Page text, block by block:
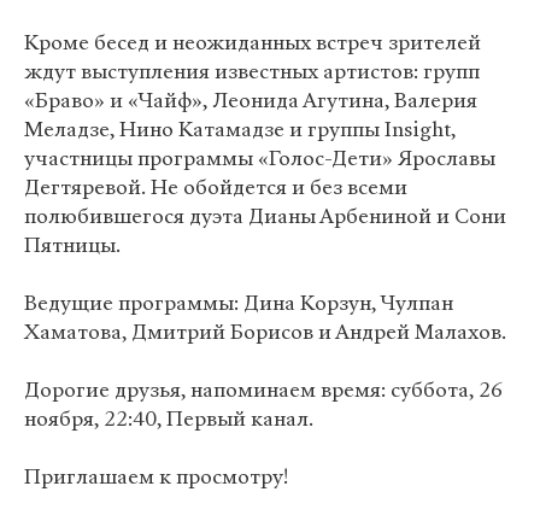
Кроме бесед и неожиданных встреч зрителей
ждут выступления известных артистов: групп
«Браво» и «Чайф», Леонида Агутина, Валерия
Меладзе, Нино Катамадзе и группы Insight,
участницы программы «Голос-Дети» Ярославы
Дегтяревой. Не обойдется и без всеми
полюбившегося дуэта Дианы Арбениной и Сони
Пятницы.
Ведущие программы: Дина Корзун, Чулпан
Хаматова, Дмитрий Борисов и Андрей Малахов.
Дорогие друзья, напоминаем время: суббота, 26
ноября, 22:40, Первый канал.
Приглашаем к просмотру!